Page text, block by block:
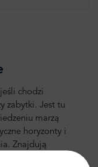
chodzi
zabytki. Jest tu
marzą
horyzonty i
. Znajdują